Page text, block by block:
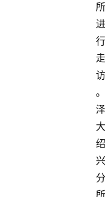
所
进
行
走
访
。
泽
大
绍
兴
分
所